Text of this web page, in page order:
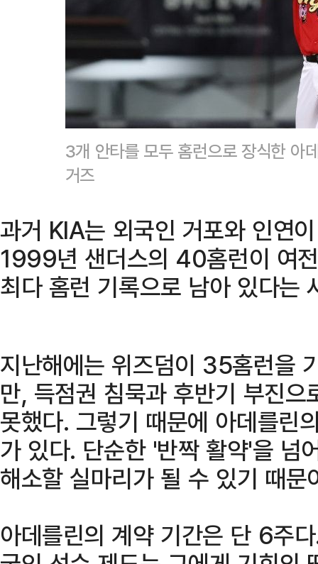
3개 안타를 모두 홈런으로 장식한
거즈
과거 KIA는 외국인 거포와 인연
1999년 샌더스의 40홈런이 여
최다 홈런 기록으로 남아 있다는
지난해에는 위즈덤이 35홈런을
만, 득점권 침묵과 후반기 부진
못했다. 그렇기 때문에 아데를린
가 있다. 단순한 '반짝 활약'을 넘
해소할 실마리가 될 수 있기 때문
아데를린의 계약 기간은 단 6주